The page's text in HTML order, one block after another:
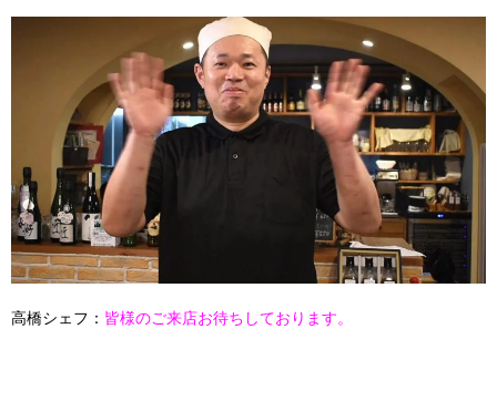
高橋シェフ： 皆様のご来店お待ちしております。